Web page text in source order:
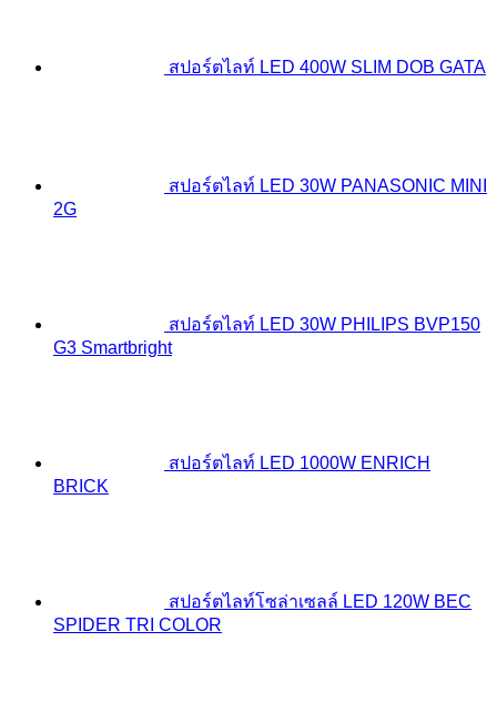
สปอร์ตไลท์ LED 400W SLIM DOB GATA
สปอร์ตไลท์ LED 30W PANASONIC MINI
2G
สปอร์ตไลท์ LED 30W PHILIPS BVP150
G3 Smartbright
สปอร์ตไลท์ LED 1000W ENRICH
BRICK
สปอร์ตไลท์โซล่าเซลล์ LED 120W BEC
SPIDER TRI COLOR